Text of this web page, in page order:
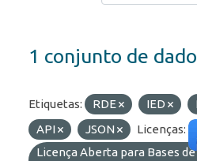
1 conjunto de
Etiquetas: RDE IED
API
JSON
Licenças:
Licença Aberta para Bases